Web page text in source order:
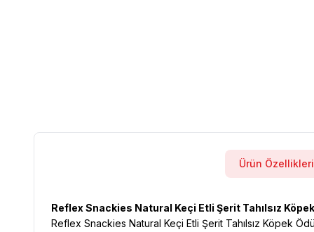
Ürün Özellikleri
Reflex Snackies Natural Keçi Etli Şerit Tahılsız
Reflex Snackies Natural Keçi Etli Şerit Tahılsız Köpek